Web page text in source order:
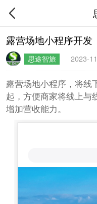
露营场地小程序开发
思途智旅 2023-
露营场地小程序，将线
起，方便商家将线上与
增加营收能力。